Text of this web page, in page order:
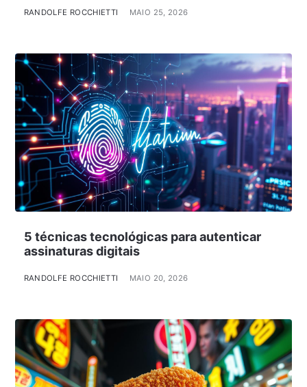
RANDOLFE ROCCHIETTI MAIO 25, 2026
5 técnicas tecnológicas para autenticar
assinaturas digitais
RANDOLFE ROCCHIETTI MAIO 20, 2026